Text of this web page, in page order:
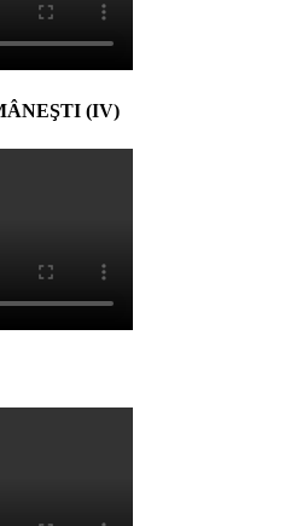
(IV)